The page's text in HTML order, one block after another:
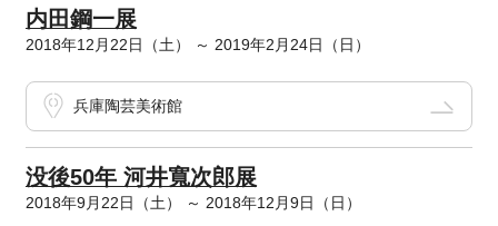
内田鋼一展
2018年12月22日（土） ～ 2019年2月24日（日）
兵庫陶芸美術館
没後50年 河井寬次郎展
2018年9月22日（土） ～ 2018年12月9日（日）